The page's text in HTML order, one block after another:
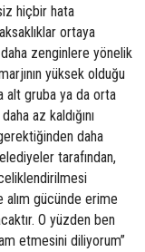
hiçbir hata
ortaya
zenginlere yönelik
yüksek olduğu
alt gruba ya da orta
az kaldığını
daha
tarafından,
gücünde erime
O yüzden ben
etmesini diliyorum”